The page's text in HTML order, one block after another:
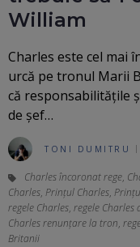
William
Charles este cel mai
urcă pe tronul Marii
că responsabilitățile
de șef…
TONI DUMITRU
Charles încoronat rege,
Charles, Prințul Charles,
regele Charles, regele Charles
Charles renunțare la tron,
Britanii